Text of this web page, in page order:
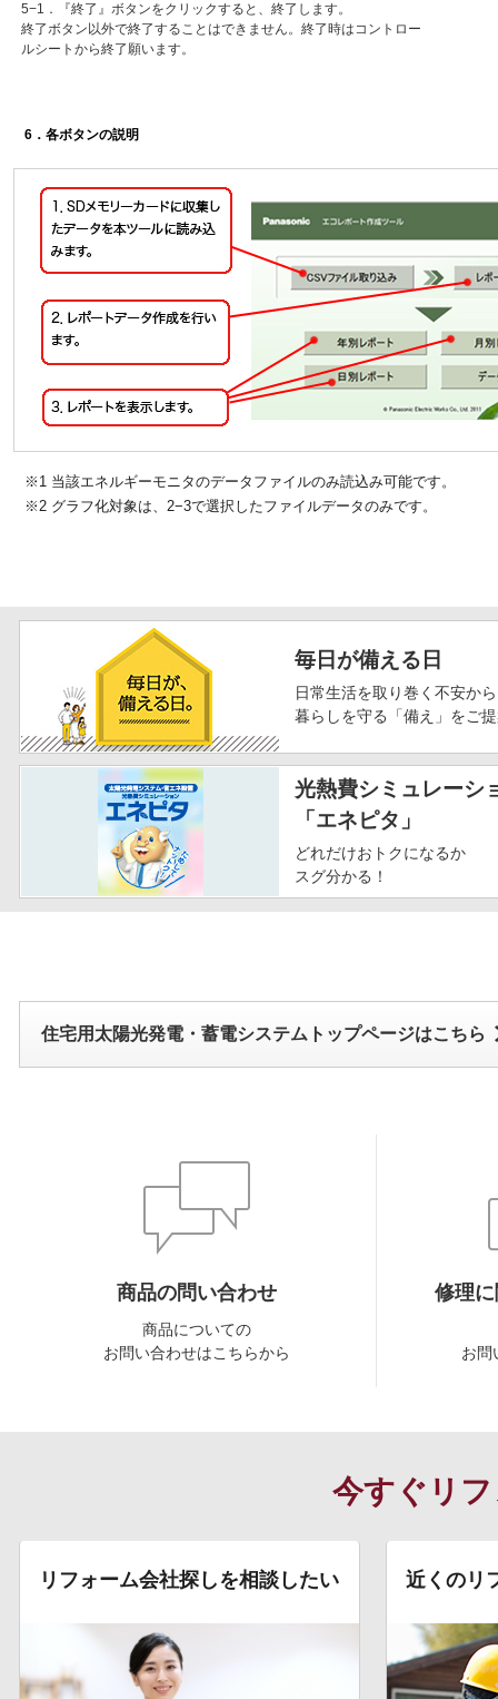
5−1．『終了』ボタンをクリックすると、終了します。
終了ボタン以外で終了することはできません。終了時はコントロー
ルシートから終了願います。
6．各ボタンの説明
※1 当該エネルギーモニタのデータファイルのみ読込み可能です。
※2 グラフ化対象は、2−3で選択したファイルデータのみです。
毎日が備える日
日常生活を取り巻く不安から
暮らしを守る「備え」をご
光熱費シミュレーシ
「エネピタ」
どれだけおトクになるか
スグ分かる！
住宅用太陽光発電・蓄電システムトップページはこちら
商品の問い合わせ
商品についての
お問い合わせはこちらから
修理
お問
今すぐリ
リフォーム会社探しを相談したい 近くのリ